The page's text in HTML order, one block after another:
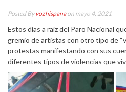
Posted Byvozhispanaon mayo 4, 2021
Estos días a raíz del Paro Nacional
gremio de artistas con otro tipo de
protestas manifestando con sus
diferentes tipos de violencias que